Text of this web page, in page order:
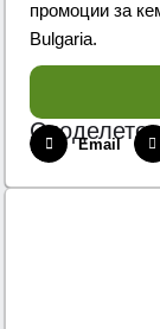
промоции за
Bulgaria.
Споделете
Email